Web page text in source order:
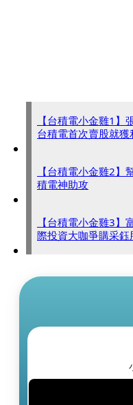
【台積電小金雞1
台積電首次賣股就獲
【台積電小金雞2
積電神助攻
【台積電小金雞3
際投資大咖爭購采鈺